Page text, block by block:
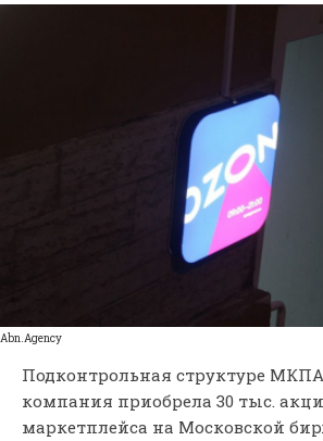
Abn.Agency
Подконтрольная структуре
компания приобрела 30 тыс.
маркетплейса на Московской